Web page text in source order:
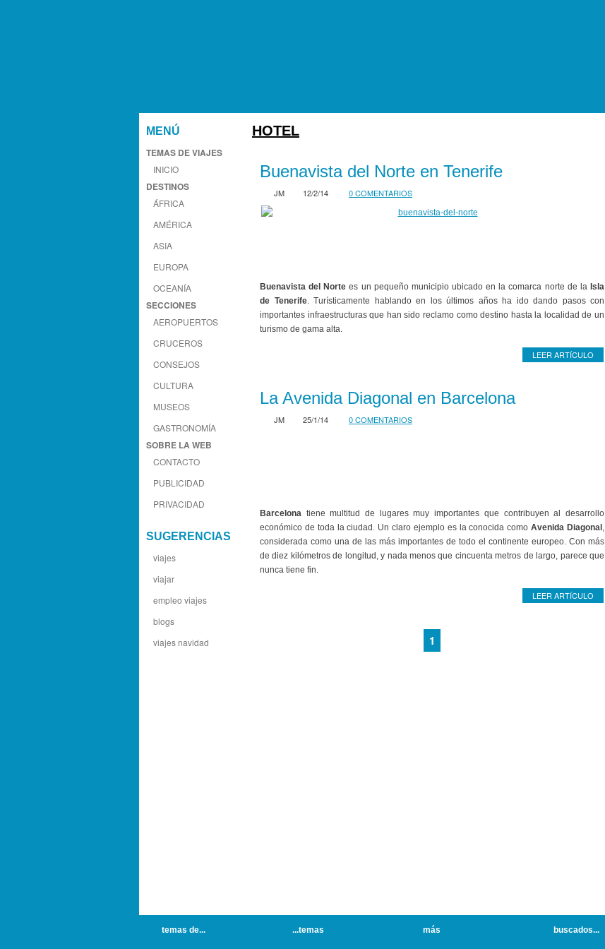
MENÚ
TEMAS DE VIAJES
INICIO
DESTINOS
ÁFRICA
AMÉRICA
ASIA
EUROPA
OCEANÍA
SECCIONES
AEROPUERTOS
CRUCEROS
CONSEJOS
CULTURA
MUSEOS
GASTRONOMÍA
SOBRE LA WEB
CONTACTO
PUBLICIDAD
PRIVACIDAD
SUGERENCIAS
viajes
viajar
empleo viajes
blogs
viajes navidad
HOTEL
Buenavista del Norte en Tenerife
JM 12/2/14 0 COMENTARIOS
Buenavista del Norte es un pequeño municipio ubicado en la comarca norte de laIsla
de Tenerife. Turísticamente hablando en los últimos años ha ido dando pasos con
importantes infraestructuras que han sido reclamo como destino hasta la localidad de un
turismo de gama alta.
LEER ARTÍCULO
La Avenida Diagonal en Barcelona
JM 25/1/14 0 COMENTARIOS
Barcelona tiene multitud de lugares muy importantes que contribuyen al desarrollo
económico de toda la ciudad. Un claro ejemplo es la conocida como Avenida Diagonal ,
considerada como una de las más importantes de todo el continente europeo. Con más
de diez kilómetros de longitud, y nada menos que cincuenta metros de largo, parece que
nunca tiene fin.
LEER ARTÍCULO
1
temas de... ...temas más buscados...